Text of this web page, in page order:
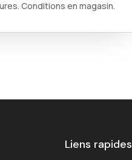
Conditions en magasin.
Liens rapides